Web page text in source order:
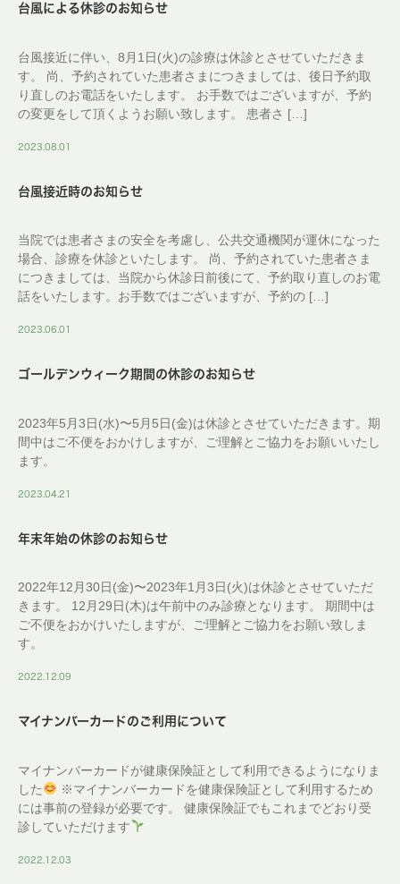
台風による休診のお知らせ
台風接近に伴い、8月1日(火)の診療は休診とさせていただきま
す。 尚、予約されていた患者さまにつきましては、後日予約取
り直しのお電話をいたします。 お手数ではございますが、予約
の変更をして頂くようお願い致します。 患者さ […]
2023.08.01
台風接近時のお知らせ
当院では患者さまの安全を考慮し、公共交通機関が運休になった
場合、診療を休診といたします。 尚、予約されていた患者さま
につきましては、当院から休診日前後にて、予約取り直しのお電
話をいたします。お手数ではございますが、予約の […]
2023.06.01
ゴールデンウィーク期間の休診のお知らせ
2023年5月3日(水)〜5月5日(金)は休診とさせていただきます。期
間中はご不便をおかけしますが、ご理解とご協力をお願いいたし
ます。
2023.04.21
年末年始の休診のお知らせ
2022年12月30日(金)〜2023年1月3日(火)は休診とさせていただ
きます。 12月29日(木)は午前中のみ診療となります。 期間中は
ご不便をおかけいたしますが、ご理解とご協力をお願い致しま
す。
2022.12.09
マイナンバーカードのご利用について
マイナンバーカードが健康保険証として利用できるようになりま
した
※マイナンバーカードを健康保険証として利用するため
には事前の登録が必要です。 健康保険証でもこれまでどおり受
診していただけます
2022.12.03